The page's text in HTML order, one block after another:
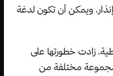
ويمكن أن تكون لدغة
زادت خطورتها على
مختلفة من